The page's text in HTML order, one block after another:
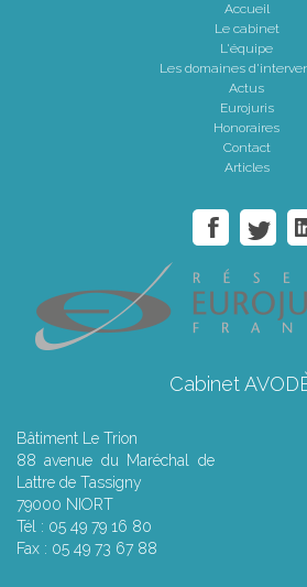
Accueil
Le cabinet
L'équipe
Les domaines
Actus
Eurojuris
Honoraires
Contact
Articles
Cabinet
Bâtiment Le Trion
88 avenue du Maréchal de
Lattre de Tassigny
79000 NIORT
Tél : 05 49 79 16 80
Fax : 05 49 73 67 88